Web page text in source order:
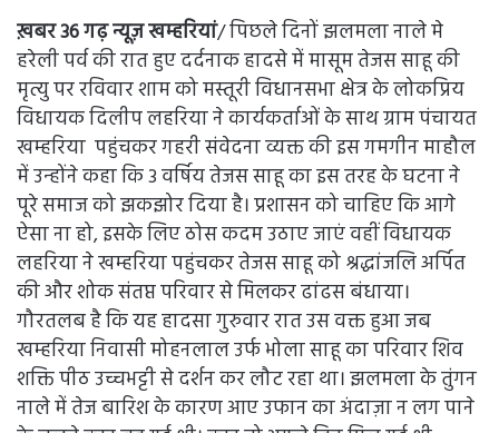
ख़बर 36 गढ़ न्यूज़खम्हरियां/ पिछले दिनों झलमला नाले मे
हरेली पर्व की रात हुए दर्दनाक हादसे में मासूम तेजस साहू की
मृत्यु पर रविवार शाम को मस्तूरी विधानसभा क्षेत्र के लोकप्रिय
विधायक दिलीप लहरिया ने कार्यकर्ताओं के साथ ग्राम पंचायत
खम्हरिया पहुंचकर गहरी संवेदना व्यक्त की इस गमगीन माहौल
में उन्होंने कहा कि 3 वर्षिय तेजस साहू का इस तरह के घटना ने
पूरे समाज को झकझोर दिया है। प्रशासन को चाहिए कि आगे
ऐसा ना हो, इसके लिए ठोस कदम उठाए जाएं वहीं विधायक
लहरिया ने खम्हरिया पहुंचकर तेजस साहू को श्रद्धांजलि अर्पित
की और शोक संतप्त परिवार से मिलकर ढांढस बंधाया।
गौरतलब है कि यह हादसा गुरुवार रात उस वक्त हुआ जब
खम्हरिया निवासी मोहनलाल उर्फ भोला साहू का परिवार शिव
शक्ति पीठ उच्चभट्टी से दर्शन कर लौट रहा था। झलमला के तुंगन
नाले में तेज बारिश के कारण आए उफान का अंदाज़ा न लग पाने